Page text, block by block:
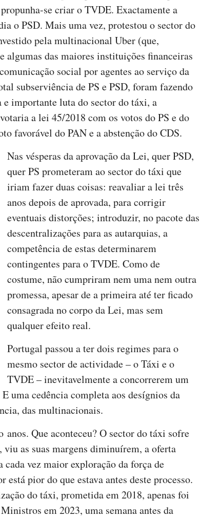
se criar o TVDE. Exactamente a
o PSD. Mais uma vez, protestou o sector do
pela multinacional Uber (que,
algumas das maiores instituições financeiras
social por agentes ao serviço da
subserviência de PS e PSD, foram fazendo
e importante luta do sector do táxi, a
a lei 45/2018 com os votos do PS e do
favorável do PAN e a abstenção do CDS.
Nas vésperas da aprovação da Lei, quer PSD,
quer PS prometeram ao sector do táxi que
iriam fazer duas coisas: reavaliar a lei três
anos depois de aprovada, para corrigir
eventuais distorções; introduzir, no pacote das
descentralizações para as autarquias, a
competência de estas determinarem
contingentes para o TVDE. Como de
costume, não cumpriram nem uma nem outra
promessa, apesar de a primeira até ter ficado
consagrada no corpo da Lei, mas sem
qualquer efeito real.
Portugal passou a ter dois regimes para o
mesmo sector de actividade – o Táxi e o
TVDE – inevitavelmente a concorrerem um
uma cedência completa aos desígnios da
das multinacionais.
anos. Que aconteceu? O sector do táxi sofre
viu as suas margens diminuírem, a oferta
vez maior exploração da força de
está pior do que estava antes deste processo.
do táxi, prometida em 2018, apenas foi
em 2023, uma semana antes da